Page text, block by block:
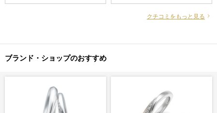
の部分をマット加工にしていただ
す。同じようなデザインで他のも
見ましたが、これにして良かった
クチコミをもっと見る
ブランド・ショップのおすすめ